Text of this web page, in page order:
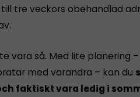
tre veckors obehandlad
vara så. Med lite planering
med varandra – kan du
faktiskt vara ledig i